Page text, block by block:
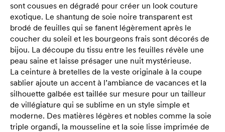
sont cousues en dégradé pour créer un look couture
exotique. Le shantung de soie noire transparent est
brodé de feuilles qui se fanent légèrement après le
coucher du soleil et les bourgeons frais sont décorés de
bijou. La découpe du tissu entre les feuilles révèle une
peau saine et laisse présager une nuit mystérieuse.
La ceinture à bretelles de la veste originale à la coupe
sablier ajoute un accent à l’ambiance de vacances et la
silhouette galbée est taillée sur mesure pour un tailleur
de villégiature qui se sublime en un style simple et
moderne. Des matières légères et nobles comme la soie
triple organdi, la mousseline et la soie lisse imprimée de